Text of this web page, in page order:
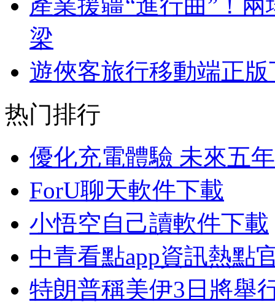
梁
遊俠客旅行移動端正版
热门排行
優化充電體驗 未來五
ForU聊天軟件下載
小悟空自己讀軟件下載
中青看點app資訊熱點
特朗普稱美伊3日將舉